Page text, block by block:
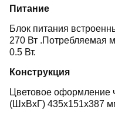
Питание
Блок питания
270 Вт .Потребляемая
0.5 Вт.
Конструкция
Цветовое оформление
(ШхВхГ) 435x151x387